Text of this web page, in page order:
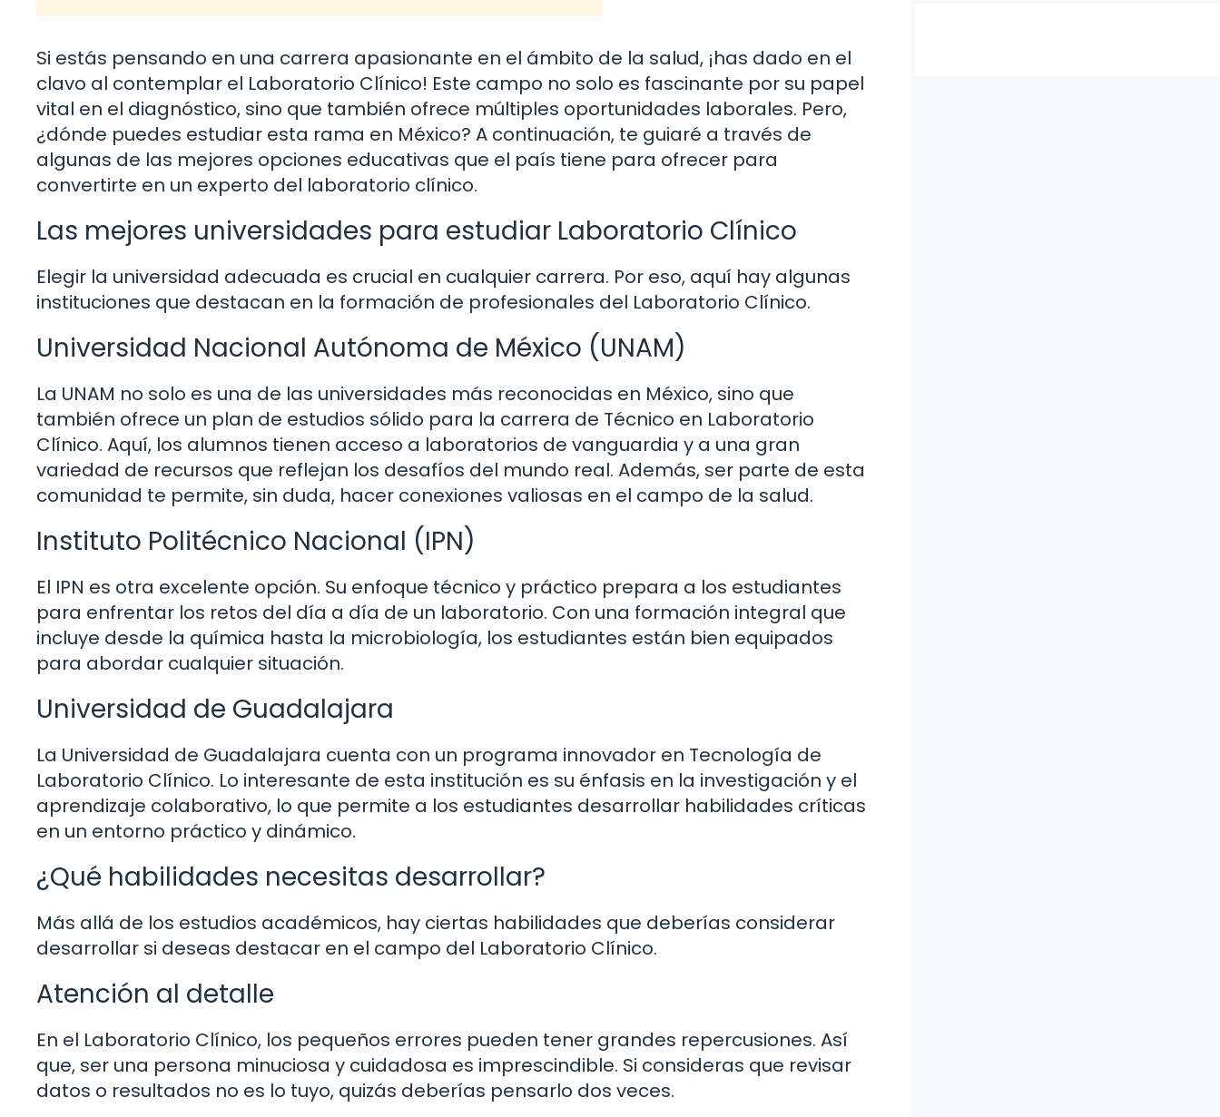
Si estás pensando en una carrera apasionante en el ámbito de la salud, ¡has dado en el
clavo al contemplar el Laboratorio Clínico! Este campo no solo es fascinante por su papel
vital en el diagnóstico, sino que también ofrece múltiples oportunidades laborales. Pero,
¿dónde puedes estudiar esta rama en México? A continuación, te guiaré a través de
algunas de las mejores opciones educativas que el país tiene para ofrecer para
convertirte en un experto del laboratorio clínico.
Las mejores universidades para estudiar Laboratorio Clínico
Elegir la universidad adecuada es crucial en cualquier carrera. Por eso, aquí hay algunas
instituciones que destacan en la formación de profesionales del Laboratorio Clínico.
Universidad Nacional Autónoma de México (UNAM)
La UNAM no solo es una de las universidades más reconocidas en México, sino que
también ofrece un plan de estudios sólido para la carrera de Técnico en Laboratorio
Clínico. Aquí, los alumnos tienen acceso a laboratorios de vanguardia y a una gran
variedad de recursos que reflejan los desafíos del mundo real. Además, ser parte de esta
comunidad te permite, sin duda, hacer conexiones valiosas en el campo de la salud.
Instituto Politécnico Nacional (IPN)
El IPN es otra excelente opción. Su enfoque técnico y práctico prepara a los estudiantes
para enfrentar los retos del día a día de un laboratorio. Con una formación integral que
incluye desde la química hasta la microbiología, los estudiantes están bien equipados
para abordar cualquier situación.
Universidad de Guadalajara
La Universidad de Guadalajara cuenta con un programa innovador en Tecnología de
Laboratorio Clínico. Lo interesante de esta institución es su énfasis en la investigación y el
aprendizaje colaborativo, lo que permite a los estudiantes desarrollar habilidades críticas
en un entorno práctico y dinámico.
¿Qué habilidades necesitas desarrollar?
Más allá de los estudios académicos, hay ciertas habilidades que deberías considerar
desarrollar si deseas destacar en el campo del Laboratorio Clínico.
Atención al detalle
En el Laboratorio Clínico, los pequeños errores pueden tener grandes repercusiones. Así
que, ser una persona minuciosa y cuidadosa es imprescindible. Si consideras que revisar
datos o resultados no es lo tuyo, quizás deberías pensarlo dos veces.